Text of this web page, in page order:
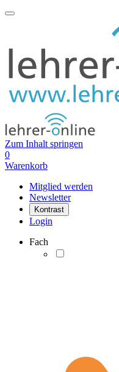
Zum Inhalt springen
0
Warenkorb
Mitglied werden
Newsletter
Kontrast
Login
Fach